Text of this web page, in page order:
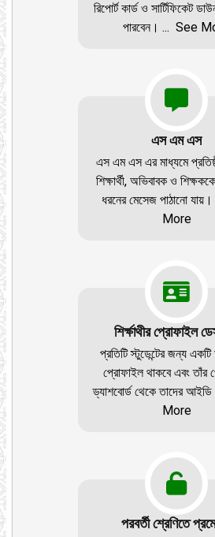
রিপোর্ট কার্ড ও সার্টিফিকেট
পারবেন। ... See
এস এম এস
এস এম এস এর মাধ্যমে
শিক্ষার্থী, অভিবাবক ও
ধরনের মেসেজ পাঠানো যায়।
More
শির্ক্ষাথীর প্রোফাইল
প্রতিটি স্টুডেন্টের জন্য একটি
প্রোফাইল থাকবে এবং তাঁর
ড্যাশবোর্ড থেকে তাদের আইডি
More
পরবর্তী শ্রেণিতে